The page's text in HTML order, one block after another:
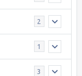
2
1
3